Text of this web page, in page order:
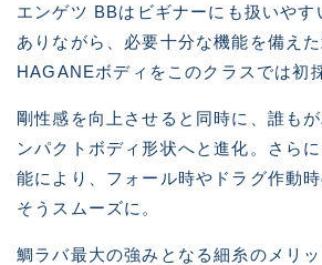
エンゲツ BBはビギナーにも扱いやす
ありながら、必要十分な機能を備え
HAGANEボディをこのクラスでは初
剛性感を向上させると同時に、誰も
ンパクトボディ形状へと進化。さら
能により、フォール時やドラグ作動
そうスムーズに。
鯛ラバ最大の強みとなる細糸のメリ